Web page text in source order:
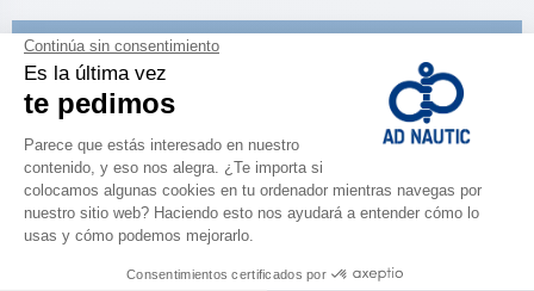
CATÁLOGO
la nueva guía AD 2026
NAVEGAR POR EL CATÁLOGO